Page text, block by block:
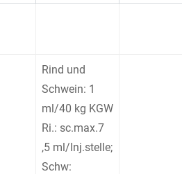
Rind und
Schwein: 1
ml/40 kg KGW
Ri.: sc.max.7
,5 ml/Inj.stelle;
Schw: